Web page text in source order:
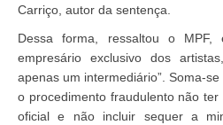
Carriço, autor da sentença.
Dessa forma, ressaltou o MPF,
empresário exclusivo dos
apenas um intermediário”. Soma-
o procedimento fraudulento não
oficial e não incluir sequer a